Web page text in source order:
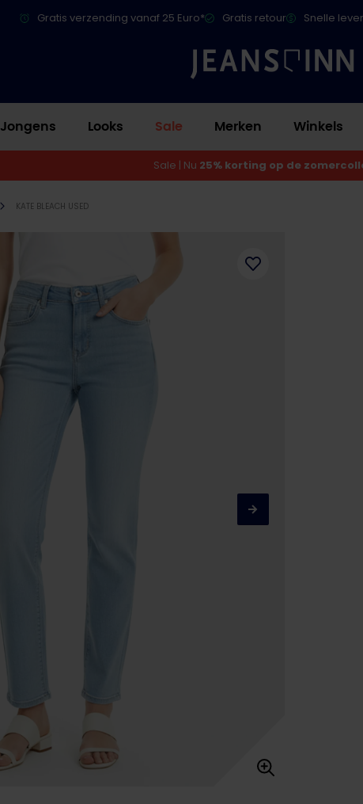
Gratis verzending vanaf 25 Euro* Gratis retour Snelle
Jongens Looks Sale Merken Winkels
Sale | Nu 25% korting op de
KATE BLEACH USED